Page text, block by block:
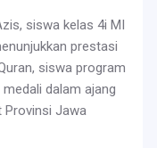
siswa kelas 4i MI
prestasi
siswa program
dalam ajang
Provinsi Jawa